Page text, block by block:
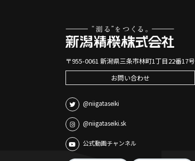
〒955-0061 新潟県三条市林町1丁目22番17号
お問い合わせ
@niigataseiki
@niigataseiki.sk
公式動画チャンネル